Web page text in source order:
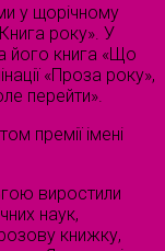
у щорічному
року». У
його книга «Що
«Проза року»,
перейти».
премії імені
виростили
наук,
книжку,